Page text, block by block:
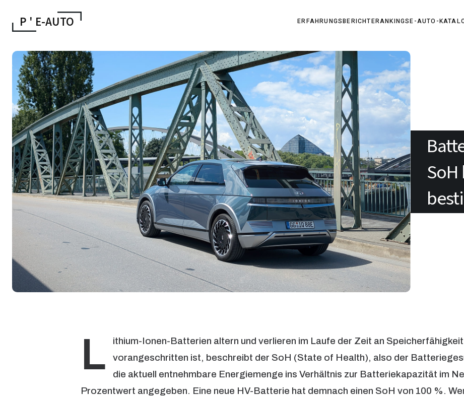
P ' E-AUTO ERFAHRUNGSBERICHTERANKINGSE-AUTO-
L
ithium-Ionen-Batterien altern und verlieren im Laufe der Zeit an
vorangeschritten ist, beschreibt der SoH (State of Health), also der
die aktuell entnehmbare Energiemenge ins Verhältnis zur Batteriekapazität im
Prozentwert angegeben. Eine neue HV-Batterie hat demnach einen SoH von 100 %.